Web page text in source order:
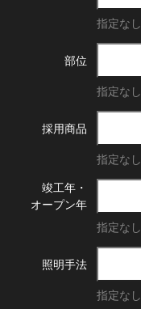
指定なし
部位
指定なし
採用商品
指定なし
竣工年・
オープン年
指定なし
照明手法
指定なし